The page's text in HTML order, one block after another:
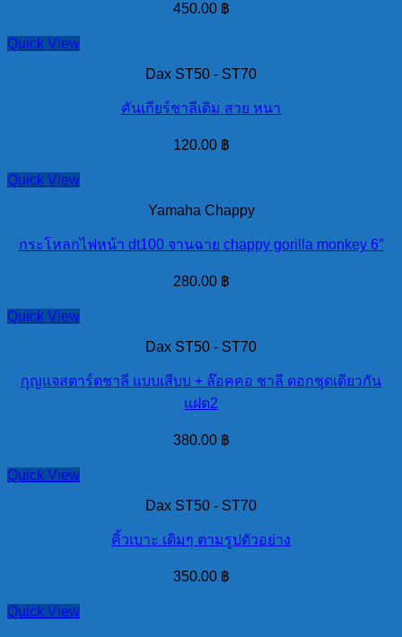
450.00 ฿
Quick View
Dax ST50 - ST70
คันเกียร์ชาลีเดิม สวย หนา
120.00 ฿
Quick View
Yamaha Chappy
กระโหลกไฟหน้า dt100 จานฉาย chappy gorilla monkey 6″
280.00 ฿
Quick View
Dax ST50 - ST70
กุญแจสตาร์ตชาลี แบบเสีบบ + ล๊อคคอ ชาลี ดอกชุดเดียวกัน
แฝด2
380.00 ฿
Quick View
Dax ST50 - ST70
คิ้วเบาะ เดิมๆ ตามรูปตัวอย่าง
350.00 ฿
Quick View